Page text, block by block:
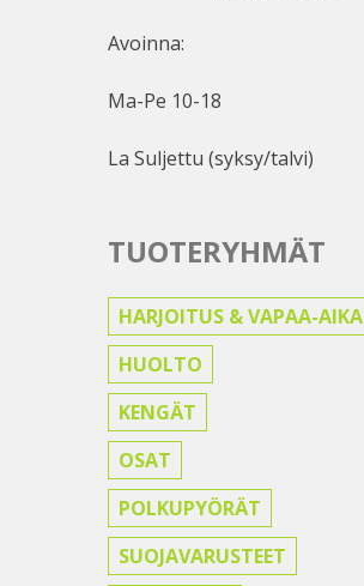
Avoinna:
Ma-Pe 10-18
La Suljettu (syksy/talvi)
TUOTERYHMÄT
HARJOITUS & VAPAA-AIKA
HUOLTO
KENGÄT
OSAT
POLKUPYÖRÄT
SUOJAVARUSTEET